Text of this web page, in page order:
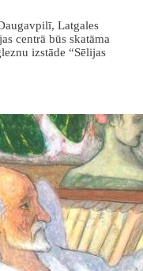
Latgales
centrā būs skatāma
izstāde “Sēlijas